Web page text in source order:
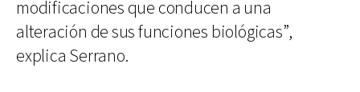
modificaciones que conducen a una
alteración de sus funciones biológicas”,
explica Serrano.